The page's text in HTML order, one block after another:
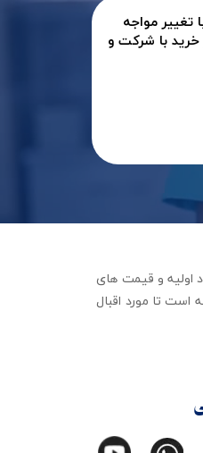
تغییر مواجه
خرید با شرکت و
مواد اولیه و قیمت های
است تا مورد اقبال